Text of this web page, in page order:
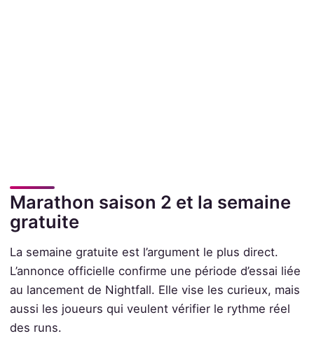
Marathon saison 2 et la semaine
gratuite
La semaine gratuite est l’argument le plus direct.
L’annonce officielle confirme une période d’essai liée
au lancement de Nightfall. Elle vise les curieux, mais
aussi les joueurs qui veulent vérifier le rythme réel
des runs.